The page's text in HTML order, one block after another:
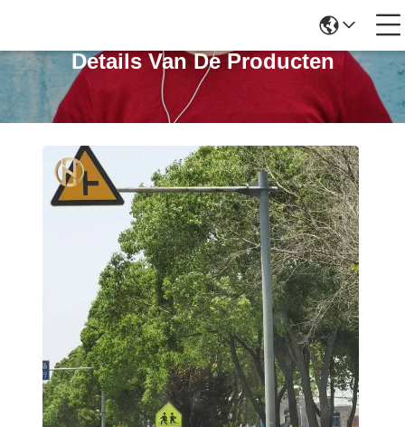
Details Van De Producten